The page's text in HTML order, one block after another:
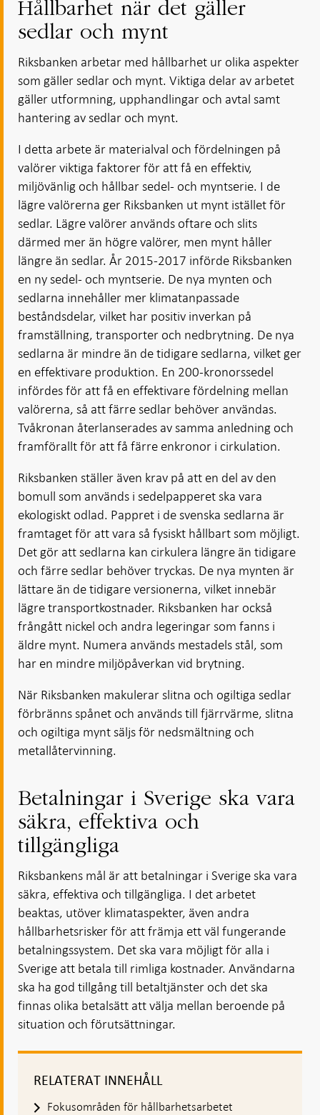
Hållbarhet när det gäller
sedlar och mynt
Riksbanken arbetar med hållbarhet ur olika aspekter
som gäller sedlar och mynt. Viktiga delar av arbetet
gäller utformning, upphandlingar och avtal samt
hantering av sedlar och mynt.
I detta arbete är materialval och fördelningen på
valörer viktiga faktorer för att få en effektiv,
miljövänlig och hållbar sedel- och myntserie. I de
lägre valörerna ger Riksbanken ut mynt istället för
sedlar. Lägre valörer används oftare och slits
därmed mer än högre valörer, men mynt håller
längre än sedlar. År 2015-2017 införde Riksbanken
en ny sedel- och myntserie. De nya mynten och
sedlarna innehåller mer klimatanpassade
beståndsdelar, vilket har positiv inverkan på
framställning, transporter och nedbrytning. De nya
sedlarna är mindre än de tidigare sedlarna, vilket ger
en effektivare produktion. En 200-kronorssedel
infördes för att få en effektivare fördelning mellan
valörerna, så att färre sedlar behöver användas.
Tvåkronan återlanserades av samma anledning och
framförallt för att få färre enkronor i cirkulation.
Riksbanken ställer även krav på att en del av den
bomull som används i sedelpapperet ska vara
ekologiskt odlad. Pappret i de svenska sedlarna är
framtaget för att vara så fysiskt hållbart som möjligt.
Det gör att sedlarna kan cirkulera längre än tidigare
och färre sedlar behöver tryckas. De nya mynten är
lättare än de tidigare versionerna, vilket innebär
lägre transportkostnader. Riksbanken har också
frångått nickel och andra legeringar som fanns i
äldre mynt. Numera används mestadels stål, som
har en mindre miljöpåverkan vid brytning.
När Riksbanken makulerar slitna och ogiltiga sedlar
förbränns spånet och används till fjärrvärme, slitna
och ogiltiga mynt säljs för nedsmältning och
metallåtervinning.
Betalningar i Sverige ska vara
säkra, effektiva och
tillgängliga
Riksbankens mål är att betalningar i Sverige ska vara
säkra, effektiva och tillgängliga. I det arbetet
beaktas, utöver klimataspekter, även andra
hållbarhetsrisker för att främja ett väl fungerande
betalningssystem. Det ska vara möjligt för alla i
Sverige att betala till rimliga kostnader. Användarna
ska ha god tillgång till betaltjänster och det ska
finnas olika betalsätt att välja mellan beroende på
situation och förutsättningar.
RELATERAT INNEHÅLL
Fokusområden för hållbarhetsarbetet